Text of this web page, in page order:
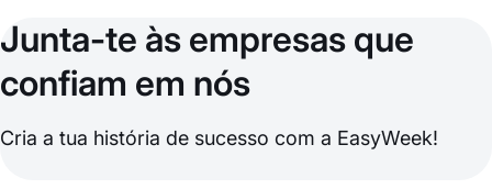
Junta-te às empresas que
confiam em nós
Cria a tua história de sucesso com a EasyWeek!